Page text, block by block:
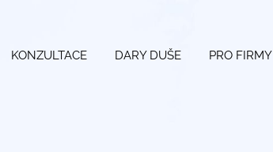
KONZULTACE DARY DUŠE PRO FIRMY